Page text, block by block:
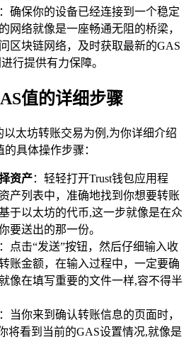
：确保你的设备已经连接到一个稳定
网络就像是一座畅通无阻的桥梁，
区块链网络，及时获取最新的GAS
行提供有力保障。
值的详细步骤
太坊转账交易为例,为你详细介绍
具体操作步骤：
资产：轻轻打开Trust钱包应用程
产列表中，准确地找到你想要转账
于以太坊的代币,这一步就像是在众
要送出的那一份。
：点击“发送”按钮，然后仔细输入收
账金额，在输入过程中，一定要确
像在填写重要的文件一样,容不得半
：当你来到确认转账信息的页面时，
将看到当前的GAS设置情况,就像是